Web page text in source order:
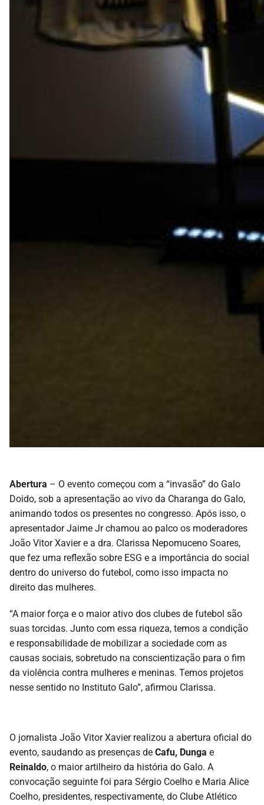
Abertura – O evento começou com a “invasão” do Galo
Doido, sob a apresentação ao vivo da Charanga do Galo,
animando todos os presentes no congresso. Após isso, o
apresentador Jaime Jr chamou ao palco os moderadores
João Vitor Xavier e a dra. Clarissa Nepomuceno Soares,
que fez uma reflexão sobre ESG e a importância do social
dentro do universo do futebol, como isso impacta no
direito das mulheres.
“A maior força e o maior ativo dos clubes de futebol são
suas torcidas. Junto com essa riqueza, temos a condição
e responsabilidade de mobilizar a sociedade com as
causas sociais, sobretudo na conscientização para o fim
da violência contra mulheres e meninas. Temos projetos
nesse sentido no Instituto Galo”, afirmou Clarissa.
O jornalista João Vitor Xavier realizou a abertura oficial do
evento, saudando as presenças de Cafu, Dunga e
Reinaldo, o maior artilheiro da história do Galo. A
convocação seguinte foi para Sérgio Coelho e Maria Alice
Coelho, presidentes, respectivamente, do Clube Atlético